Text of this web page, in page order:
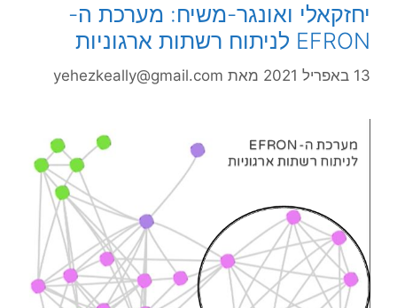
יחזקאלי ואונגר-משיח: מערכת ה-
EFRON לניתוח רשתות ארגוניות
13 באפריל 2021 מאת yehezkeally@gmail.com